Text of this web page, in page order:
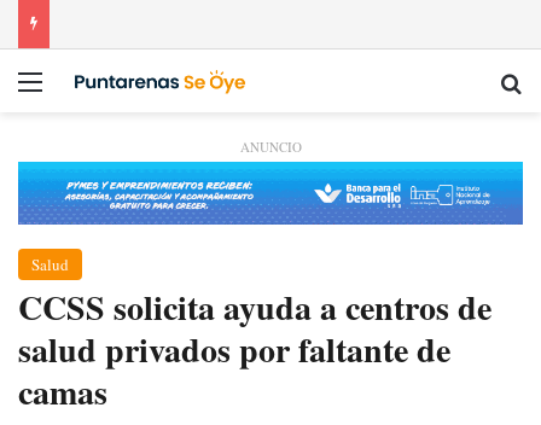
Menú
ANUNCIO
Salud
CCSS solicita ayuda a centros de
salud privados por faltante de
camas